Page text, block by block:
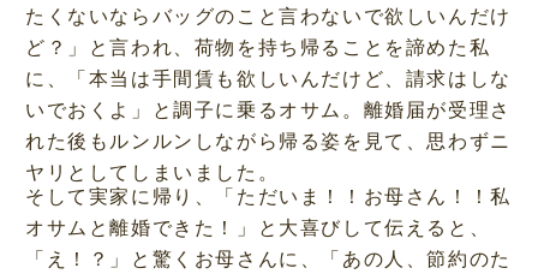
たくないならバッグのこと言わないで欲しいんだけ
ど？」と言われ、荷物を持ち帰ることを諦めた私
に、「本当は手間賃も欲しいんだけど、請求はしな
いでおくよ」と調子に乗るオサム。離婚届が受理さ
れた後もルンルンしながら帰る姿を見て、思わずニ
ヤリとしてしまいました。
そして実家に帰り、「ただいま！！お母さん！！私
オサムと離婚できた！」と大喜びして伝えると、
「え！？」と驚くお母さんに、「あの人、節約のた